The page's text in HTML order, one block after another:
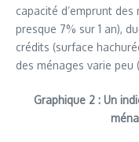
capacité d’emprunt
presque 7% sur 1 an),
crédits (surface
des ménages varie peu
Graphique 2 : Un